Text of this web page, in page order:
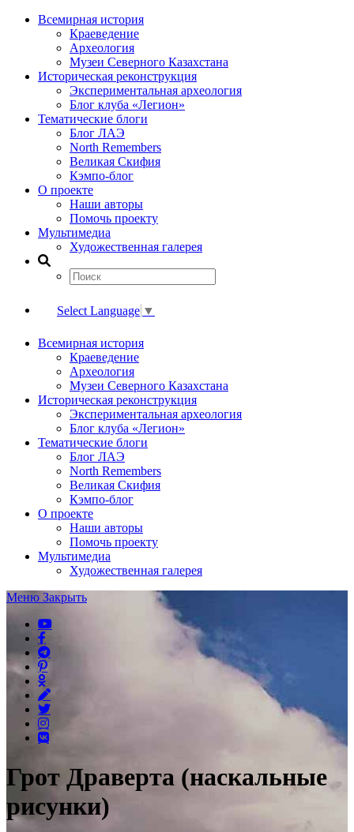
Всемирная история
Краеведение
Археология
Музеи Северного Казахстана
Историческая реконструкция
Экспериментальная археология
Блог клуба «Легион»
Тематические блоги
Блог ЛАЭ
North Remembers
Великая Скифия
Кэмпо-блог
О проекте
Наши авторы
Помочь проекту
Мультимедиа
Художественная галерея
Select Language ▼
Всемирная история
Краеведение
Археология
Музеи Северного Казахстана
Историческая реконструкция
Экспериментальная археология
Блог клуба «Легион»
Тематические блоги
Блог ЛАЭ
North Remembers
Великая Скифия
Кэмпо-блог
О проекте
Наши авторы
Помочь проекту
Мультимедиа
Художественная галерея
Меню Закрыть
Грот Драверта (наскальные
рисунки)